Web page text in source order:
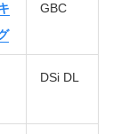
GBC
DSi DL